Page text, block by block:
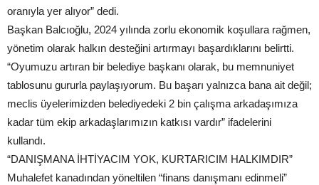
oranıyla yer alıyor” dedi.
Başkan Balcıoğlu, 2024 yılında zorlu ekonomik koşullara rağmen,
yönetim olarak halkın desteğini artırmayı başardıklarını belirtti.
“Oyumuzu artıran bir belediye başkanı olarak, bu memnuniyet
tablosunu gururla paylaşıyorum. Bu başarı yalnızca bana ait değil;
meclis üyelerimizden belediyedeki 2 bin çalışma arkadaşımıza
kadar tüm ekip arkadaşlarımızın katkısı vardır” ifadelerini
kullandı.
“DANIŞMANA İHTİYACIM YOK, KURTARICIM HALKIMDIR”
Muhalefet kanadından yöneltilen “finans danışmanı edinmeli”